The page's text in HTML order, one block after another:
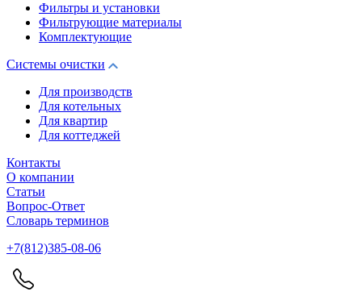
Фильтры и установки
Фильтрующие материалы
Комплектующие
Системы очистки
Для производств
Для котельных
Для квартир
Для коттеджей
Контакты
О компании
Статьи
Вопрос-Ответ
Словарь терминов
+7(812)385-08-06